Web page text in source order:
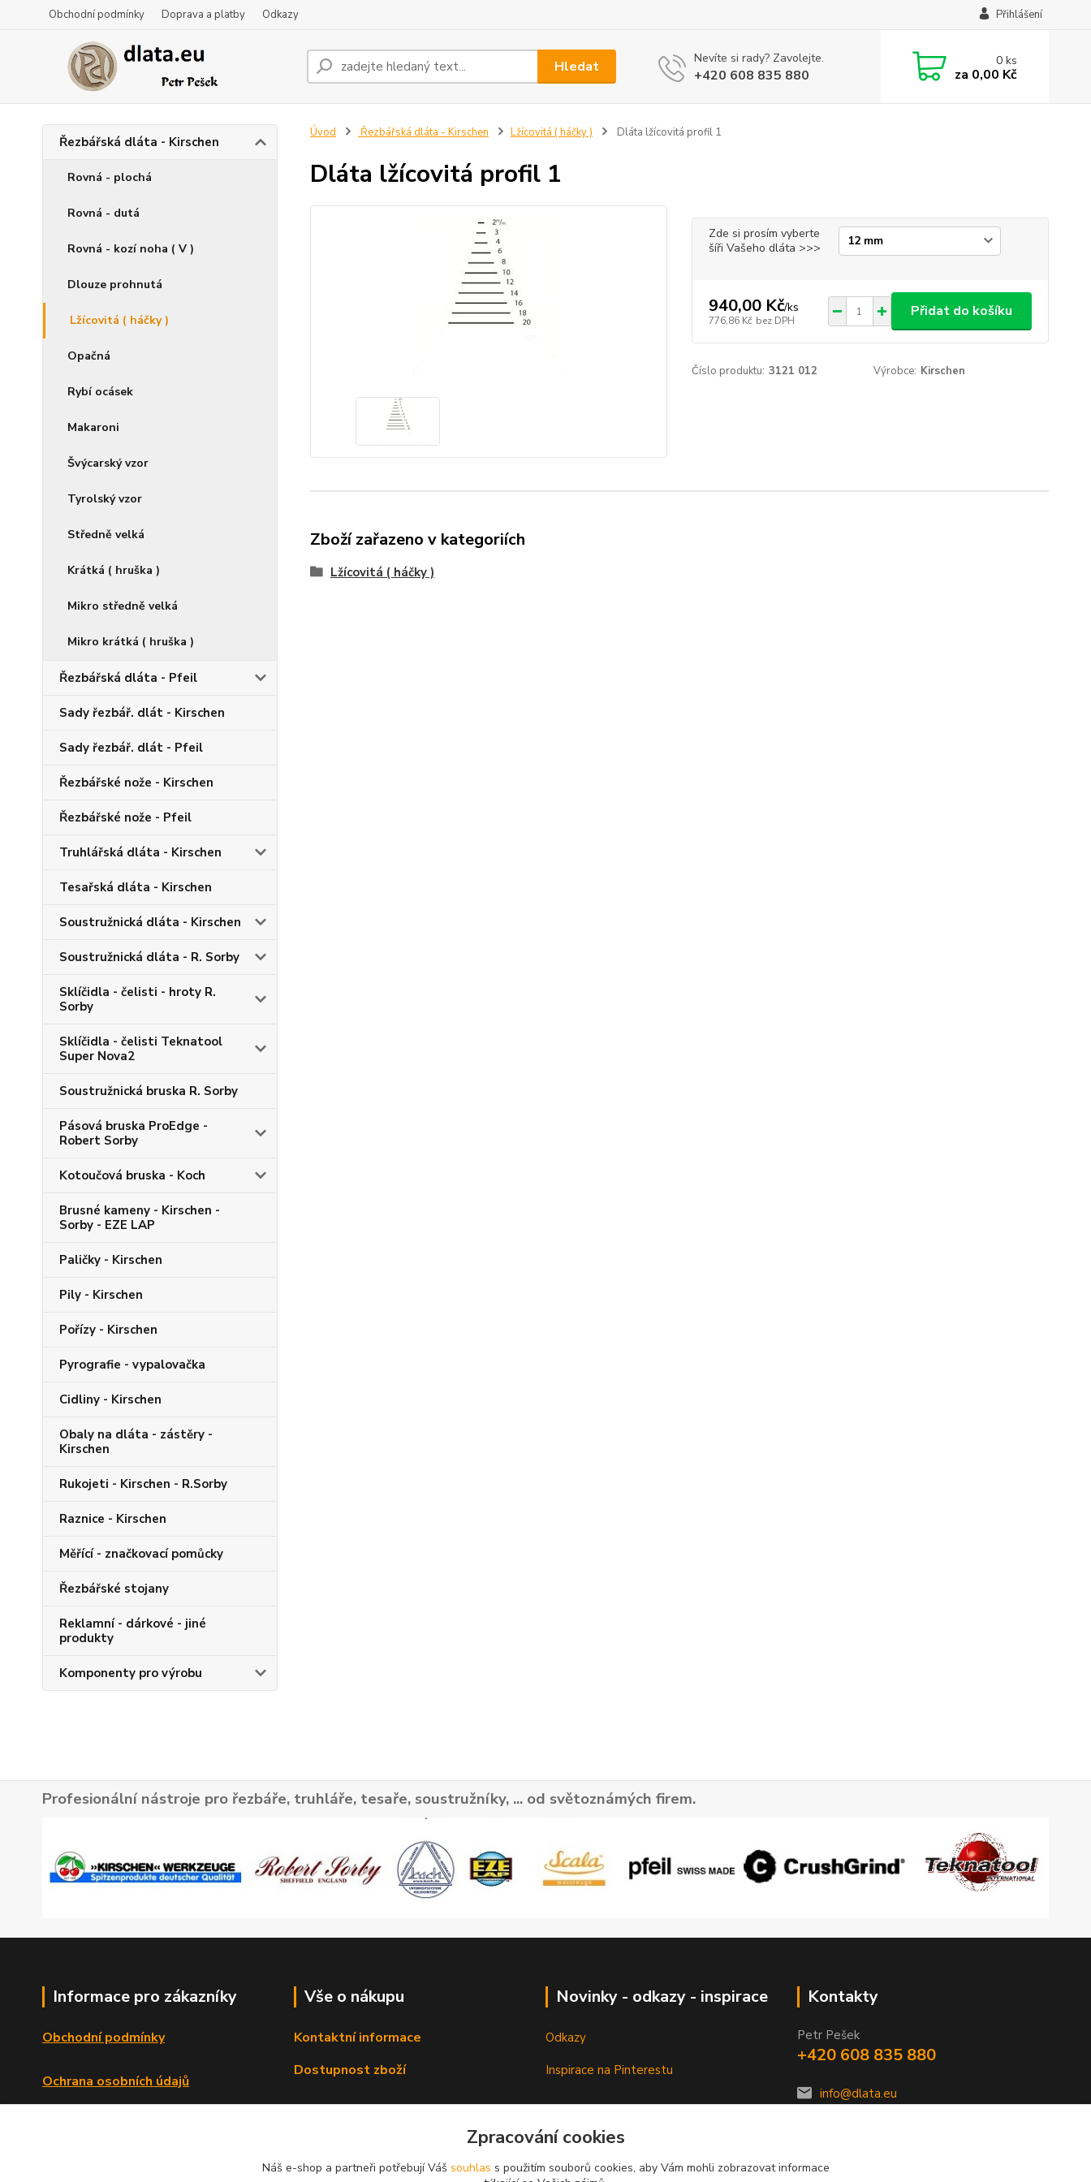
Obchodní podmínky Doprava a platby Odkazy Přihlášení
Hledat Nevíte si rady? Zavolejte.
+420 608 835 880
0ks
za 0,00 Kč
Řezbářská dláta - Kirschen
Rovná - plochá
Rovná - dutá
Rovná - kozí noha ( V )
Dlouze prohnutá
Lžícovitá ( háčky )
Opačná
Rybí ocásek
Makaroni
Švýcarský vzor
Tyrolský vzor
Středně velká
Krátká ( hruška )
Mikro středně velká
Mikro krátká ( hruška )
Řezbářská dláta - Pfeil
Sady řezbář. dlát - Kirschen
Sady řezbář. dlát - Pfeil
Řezbářské nože - Kirschen
Řezbářské nože - Pfeil
Truhlářská dláta - Kirschen
Tesařská dláta - Kirschen
Soustružnická dláta - Kirschen
Soustružnická dláta - R. Sorby
Sklíčidla - čelisti - hroty R.
Sorby
Sklíčidla - čelisti Teknatool
Super Nova2
Soustružnická bruska R. Sorby
Pásová bruska ProEdge -
Robert Sorby
Kotoučová bruska - Koch
Brusné kameny - Kirschen -
Sorby - EZE LAP
Paličky - Kirschen
Pily - Kirschen
Pořízy - Kirschen
Pyrografie - vypalovačka
Cidliny - Kirschen
Obaly na dláta - zástěry -
Kirschen
Rukojeti - Kirschen - R.Sorby
Raznice - Kirschen
Měřící - značkovací pomůcky
Řezbářské stojany
Reklamní - dárkové - jiné
produkty
Komponenty pro výrobu
Úvod Řezbářská dláta - Kirschen Lžícovitá ( háčky ) Dláta lžícovitá profil 1
Dláta lžícovitá profil 1
Zde si prosím vyberte
šíři Vašeho dláta >>>
940,00 Kč/ks
776,86 Kč bez DPH
Přidat do košíku
Číslo produktu: 3121 012 Výrobce: Kirschen
Zboží zařazeno v kategoriích
Lžícovitá ( háčky )
Profesionální nástroje pro řezbáře, truhláře, tesaře, soustružníky, ... od světoznámých firem.
Informace pro zákazníky
Obchodní podmínky
Ochrana osobních údajů
Vše o nákupu
Kontaktní informace
Dostupnost zboží
Novinky - odkazy - inspirace
Odkazy
Inspirace na Pinterestu
Kontakty
Petr Pešek
+420 608 835 880
info@dlata.eu
Zpracování cookies
Náš e-shop a partneři potřebují Váš souhlas s použitím souborů cookies, aby Vám mohli zobrazovat informace